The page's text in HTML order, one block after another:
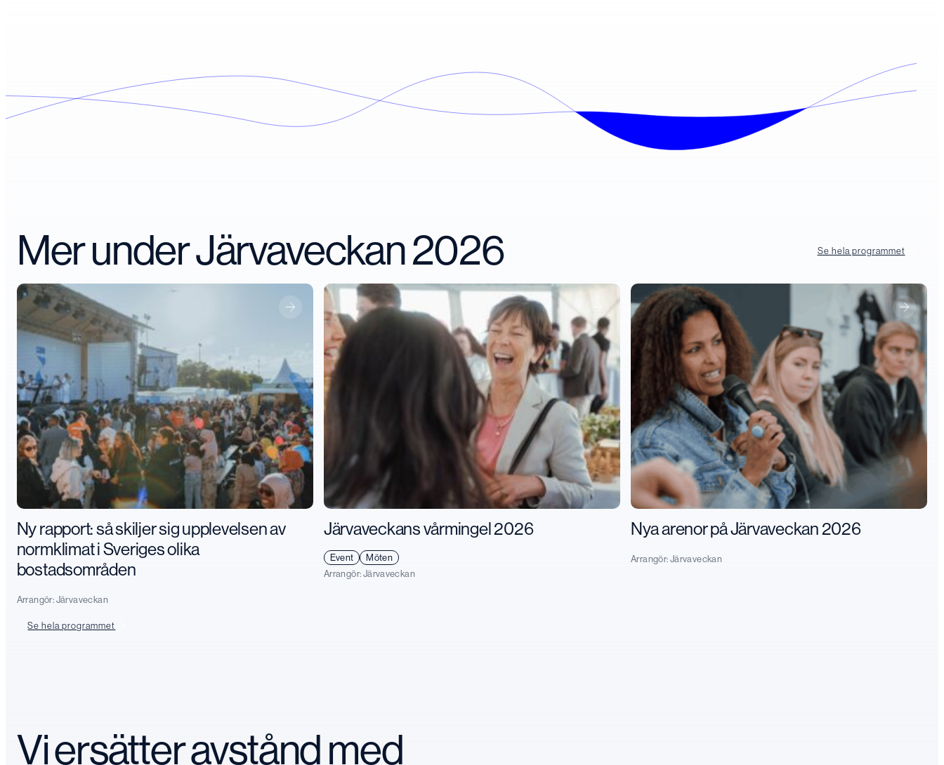
Mer under Järvaveckan 2026 Se hela programmet
Ny rapport: så skiljer sig upplevelsen av
normklimat i Sveriges olika
bostadsområden
Arrangör: Järvaveckan
Järvaveckans vårmingel 2026
Event
Möten
Arrangör: Järvaveckan
Nya arenor på Järvaveckan 2026
Arrangör: Järvaveckan
Se hela programmet
Vi ersätter avstånd med